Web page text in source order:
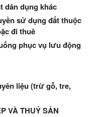
dân dụng khác
sử dụng đất thuộc
đi thuê
phục vụ lưu động
liệu (trừ gỗ, tre,
VÀ THUỶ SẢN